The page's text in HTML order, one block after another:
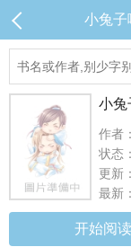
小兔子
小兔
作者：
状态
更新
最新：
开始阅读